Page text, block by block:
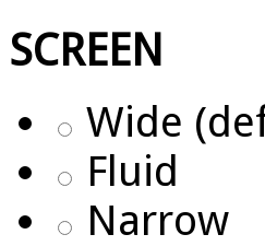
SCREEN
Wide
Fluid
Narrow